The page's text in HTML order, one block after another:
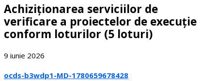
Achiziționarea serviciilor de
verificare a proiectelor de execuție
conform loturilor (5 loturi)
9 iunie 2026
ocds-b3wdp1-MD-1780659678428